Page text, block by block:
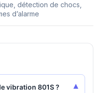
détection de chocs,
d’alarme
vibration 801S ? ▾